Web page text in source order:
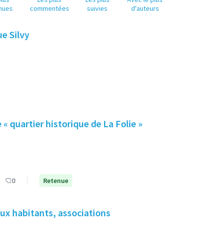
commentées
suivies
d'auteurs
Silvy
quartier historique de La Folie »
0 Retenue
habitants, associations